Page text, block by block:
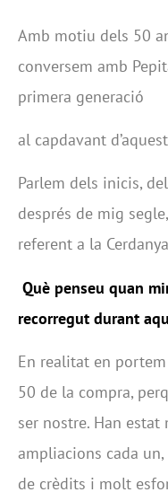
Amb motiu dels 50
conversem amb
primera generació
al capdavant
Parlem dels inicis,
després de mig
referent a la
Què penseu quan
recorregut durant
En realitat en
50 de la compra,
ser nostre. Han
ampliacions cada
de crèdits i molt